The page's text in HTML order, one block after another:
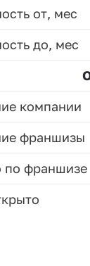
от, мес
до, мес
компании
франшизы
по франшизе